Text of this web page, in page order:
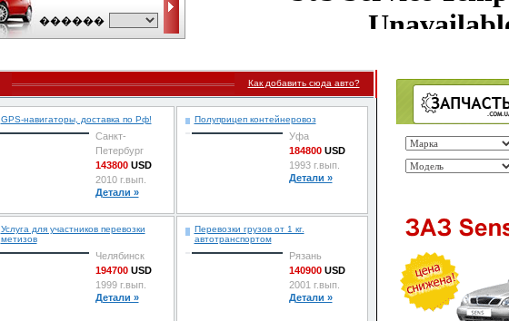
Как добавить сюда авто?
GPS-навигаторы, доставка по Рф!
Санкт-
Петербург
143800USD
2010 г.вып.
Детали »
Полуприцеп контейнеровоз
Уфа
184800USD
1993 г.вып.
Детали »
Услуга для участников перевозки
метизов
Челябинск
194700USD
1999 г.вып.
Детали »
Перевозки грузов от 1 кг.
автотранспортом
Рязань
140900USD
2001 г.вып.
Детали »